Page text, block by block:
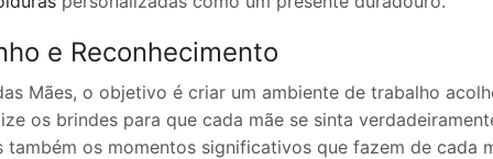
e Reconhecimento
Mães, o objetivo é criar um ambiente de trabalho
os brindes para que cada mãe se sinta
também os momentos significativos que fazem de cada